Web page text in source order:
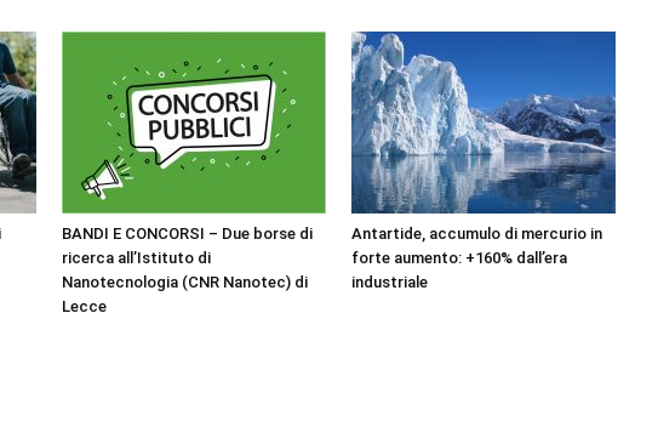
BANDI E CONCORSI – Due borse di
ricerca all’Istituto di
Nanotecnologia (CNR Nanotec) di
Lecce
Antartide, accumulo di mercurio in
forte aumento: +160% dall’era
industriale